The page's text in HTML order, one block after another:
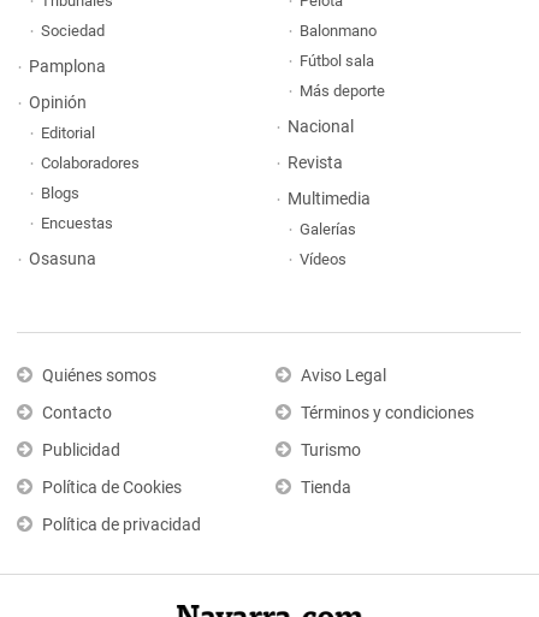
Sociedad
Pamplona
Opinión
Editorial
Colaboradores
Blogs
Encuestas
Osasuna
Balonmano
Fútbol sala
Más deporte
Nacional
Revista
Multimedia
Galerías
Vídeos
Quiénes somos
Contacto
Publicidad
Política de Cookies
Política de privacidad
Aviso Legal
Términos y condiciones
Turismo
Tienda